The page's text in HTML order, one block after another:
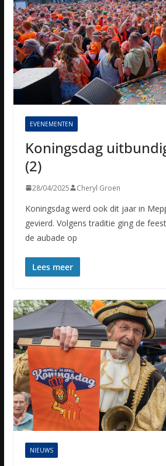
EVENEMENTEN
Koningsdag
(2)
28/04/2025 Cheryl Groen
Koningsdag werd ook dit jaar in
gevierd. Volgens traditie ging de
de aubade op
Lees meer
NIEUWS